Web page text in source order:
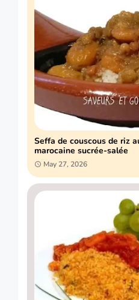
Seffa de couscous de riz
marocaine sucrée-salée
May 27, 2026